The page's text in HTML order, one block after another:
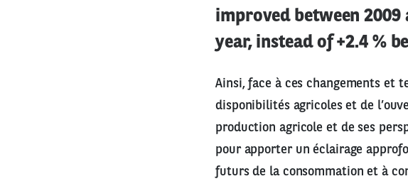
improved between 2009
year, instead of +2.4 %
Ainsi, face à ces changements et
disponibilités agricoles et de
production agricole et de ses
pour apporter un éclairage
futurs de la consommation et à